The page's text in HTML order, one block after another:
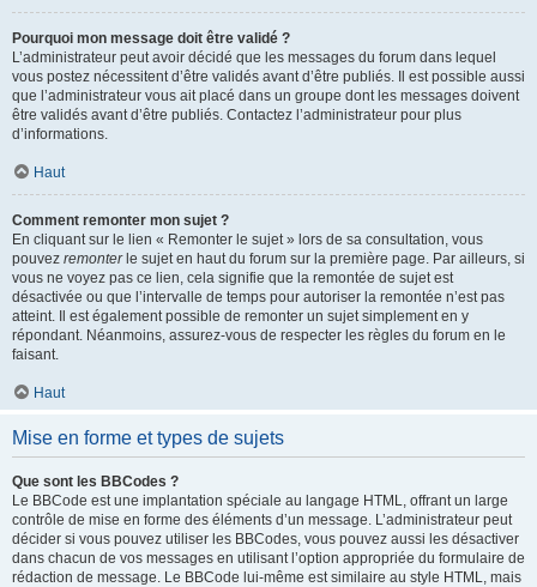
Pourquoi mon message doit être validé ?
L’administrateur peut avoir décidé que les messages du forum dans lequel
vous postez nécessitent d’être validés avant d’être publiés. Il est possible aussi
que l’administrateur vous ait placé dans un groupe dont les messages doivent
être validés avant d’être publiés. Contactez l’administrateur pour plus
d’informations.
Haut
Comment remonter mon sujet ?
En cliquant sur le lien « Remonter le sujet » lors de sa consultation, vous
pouvez remonterle sujet en haut du forum sur la première page. Par ailleurs, si
vous ne voyez pas ce lien, cela signifie que la remontée de sujet est
désactivée ou que l’intervalle de temps pour autoriser la remontée n’est pas
atteint. Il est également possible de remonter un sujet simplement en y
répondant. Néanmoins, assurez-vous de respecter les règles du forum en le
faisant.
Haut
Mise en forme et types de sujets
Que sont les BBCodes ?
Le BBCode est une implantation spéciale au langage HTML, offrant un large
contrôle de mise en forme des éléments d’un message. L’administrateur peut
décider si vous pouvez utiliser les BBCodes, vous pouvez aussi les désactiver
dans chacun de vos messages en utilisant l’option appropriée du formulaire de
rédaction de message. Le BBCode lui-même est similaire au style HTML, mais